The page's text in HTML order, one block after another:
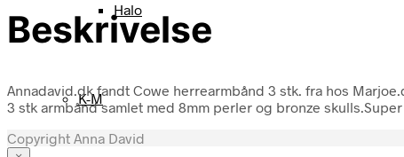
Halo
K-M
Beskrivelse
Annadavid.dk fandt Cowe herrearmbånd 3 stk. fra hos
3 stk armbånd samlet med 8mm perler og bronze
Copyright Anna David